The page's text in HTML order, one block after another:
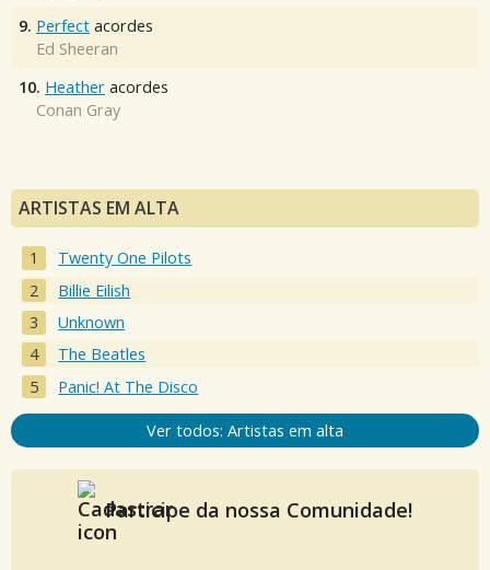
9. Perfect acordes
Ed Sheeran
10. Heather acordes
Conan Gray
ARTISTAS EM ALTA
Twenty One Pilots
Billie Eilish
Unknown
The Beatles
Panic! At The Disco
Ver todos: Artistas em alta
Participe da nossa Comunidade!